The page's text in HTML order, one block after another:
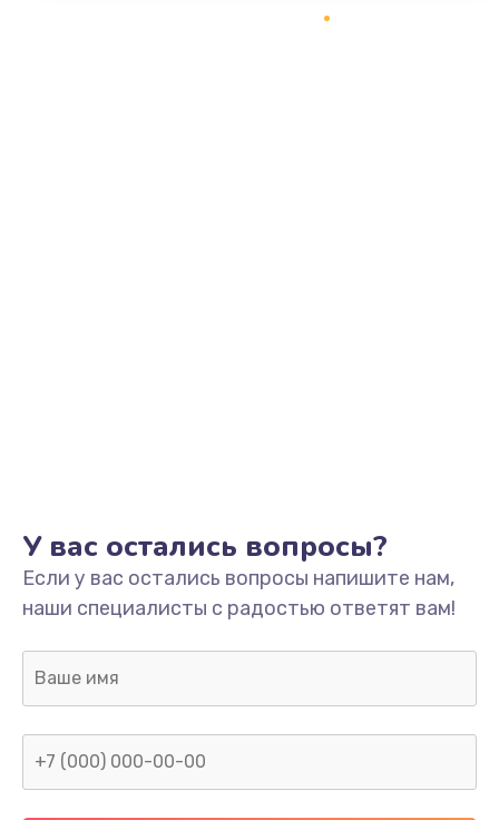
У вас остались вопросы?
Если у вас остались вопросы напишите нам,
наши специалисты с радостью ответят вам!